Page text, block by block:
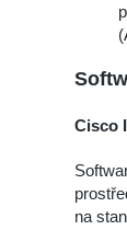
Cisco
na